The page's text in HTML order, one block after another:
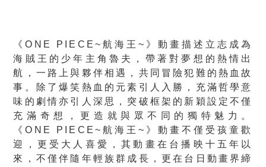
《ONE PIECE~航海王~》動畫描述立志成為
海賊王的少年主角魯夫，帶著對夢想的熱情出
航，一路上與夥伴相遇，共同冒險犯難的熱血故
事。除了爆笑熱血的元素引人入勝，充滿哲學意
味的劇情亦引人深思，突破框架的新穎設定不僅
充滿奇想，更造就與眾不同的獨特魅力。
《ONE PIECE~航海王~》動畫不僅受孩童歡
迎，更受大人喜愛，其動畫在台播映十五年以
來，不僅伴隨年輕族群成長，更在台日動畫界締